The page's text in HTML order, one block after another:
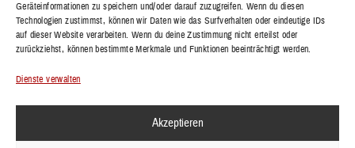
Geräteinformationen zu speichern und/oder darauf zuzugreifen. Wenn du diesen
Technologien zustimmst, können wir Daten wie das Surfverhalten oder eindeutige IDs
auf dieser Website verarbeiten. Wenn du deine Zustimmung nicht erteilst oder
zurückziehst, können bestimmte Merkmale und Funktionen beeinträchtigt werden.
Dienste verwalten
Akzeptieren
STÜHLE
BÄNKE
TISCHE
REFERENZEN